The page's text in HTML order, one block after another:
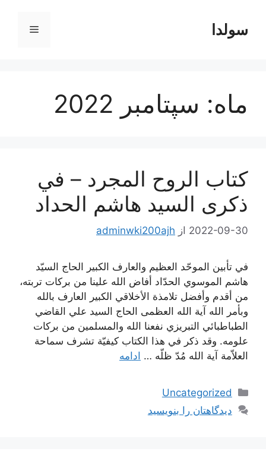
محتواسولدا فهرست
ماه: سپتامبر 2022
كتاب الروح المجرد – في
ذكرى السيد هاشم الحداد
2022-09-30 از adminwki200ajh
في تأبين الموحّد العظيم والعارف الكبير الحاج السيّد
هاشم الموسوي الحدّاد أفاض الله علينا من بركات تربته،
من أقدم وأفضل تلامذة الأخلاقي الكبير العارف بالله
وبأمر الله آية الله العظمى الحاج السيد علي القاضي
الطباطبائي التبريزي نفعنا الله والمسلمين من بركات
علومه. وقد ذكر في هذا الكتاب كيفيّة تشرف سماحة
العلاّمة آية الله مُدّ ظلّه … ادامه
دسته‌ها
Uncategorized
دیدگاهتان را بنویسید